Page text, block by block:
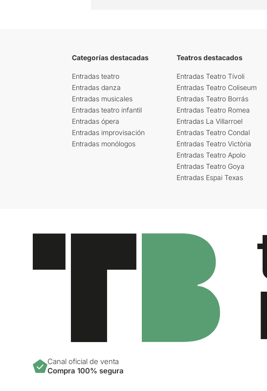
Categorías destacadas
Entradas teatro
Entradas danza
Entradas musicales
Entradas teatro infantil
Entradas ópera
Entradas improvisación
Entradas monólogos
Teatros destacados
Entradas Teatro Tívoli
Entradas Teatro Coliseum
Entradas Teatro Borrás
Entradas Teatro Romea
Entradas La Villarroel
Entradas Teatro Condal
Entradas Teatro Victòria
Entradas Teatro Apolo
Entradas Teatro Goya
Entradas Espai Texas
Canal oficial de venta
Compra 100% segura